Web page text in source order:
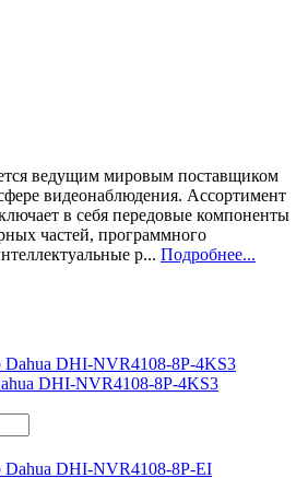
ведущим мировым поставщиком
видеонаблюдения. Ассортимент
в себя передовые компоненты
частей, программного
р... Подробнее...
DHI-NVR4108-8P-4KS3